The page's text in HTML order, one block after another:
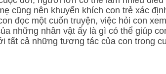
cũng nên khuyến khích con trẻ xác
đọc một cuốn truyện, việc hỏi con
những nhân vật ấy là gì có thể giúp
tất cả những tương tác của con trong